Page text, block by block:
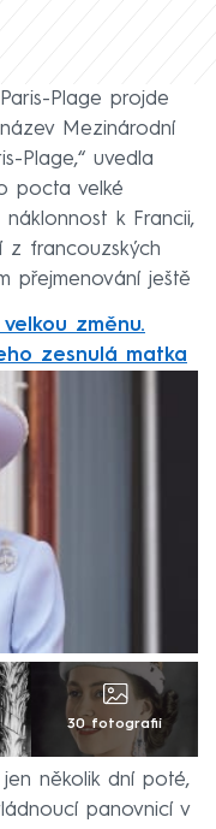
Plage projde
Mezinárodní
Plage,“ uvedla
pocta velké
k Francii,
z francouzských
přejmenování ještě
změnu.
zesnulá matka
30 fotografií
několik dní poté,
panovnicí v